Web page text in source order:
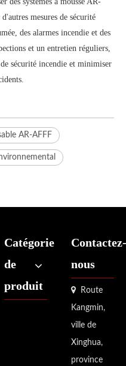
mesures de sécurité
des alarmes incendie et des
et un entretien réguliers,
sécurité incendie et minimiser
AR-AFFF
Catégorie
de
produit
Contactez-
nous
 Route
Kangmin,
ville de
Xinghua,
province